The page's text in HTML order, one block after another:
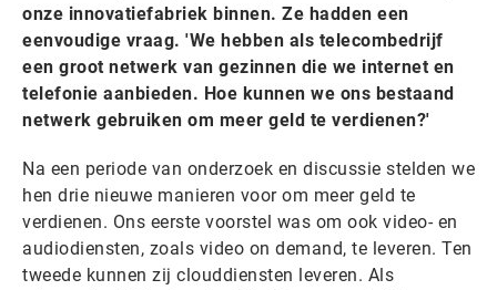
onze innovatiefabriek binnen. Ze hadden een
eenvoudige vraag. 'We hebben als telecombedrijf
een groot netwerk van gezinnen die we internet en
telefonie aanbieden. Hoe kunnen we ons bestaand
netwerk gebruiken om meer geld te verdienen?'
Na een periode van onderzoek en discussie stelden we
hen drie nieuwe manieren voor om meer geld te
verdienen. Ons eerste voorstel was om ook video- en
audiodiensten, zoals video on demand, te leveren. Ten
tweede kunnen zij clouddiensten leveren. Als